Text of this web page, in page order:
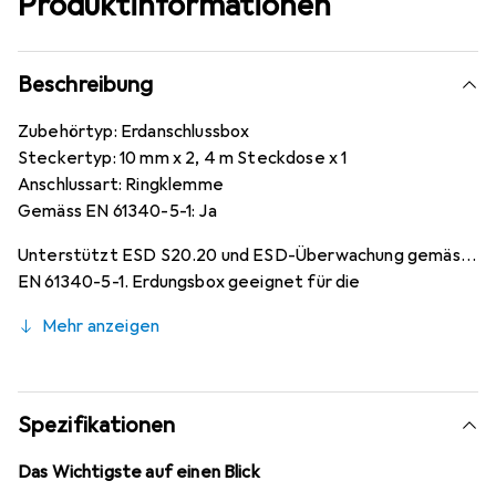
Beschreibung
Zubehörtyp: Erdanschlussbox
Steckertyp: 10 mm x 2, 4 m Steckdose x 1
Anschlussart: Ringklemme
Gemäss EN 61340-5-1: Ja
Unterstützt ESD S20.20 und ESD-Überwachung gemäss
EN 61340-5-1. Erdungsbox geeignet für die
Komplett mit 2 m Erdungskabel mit Ringanschluss.
Mehr anzeigen
Spezifikationen
Das Wichtigste auf einen Blick